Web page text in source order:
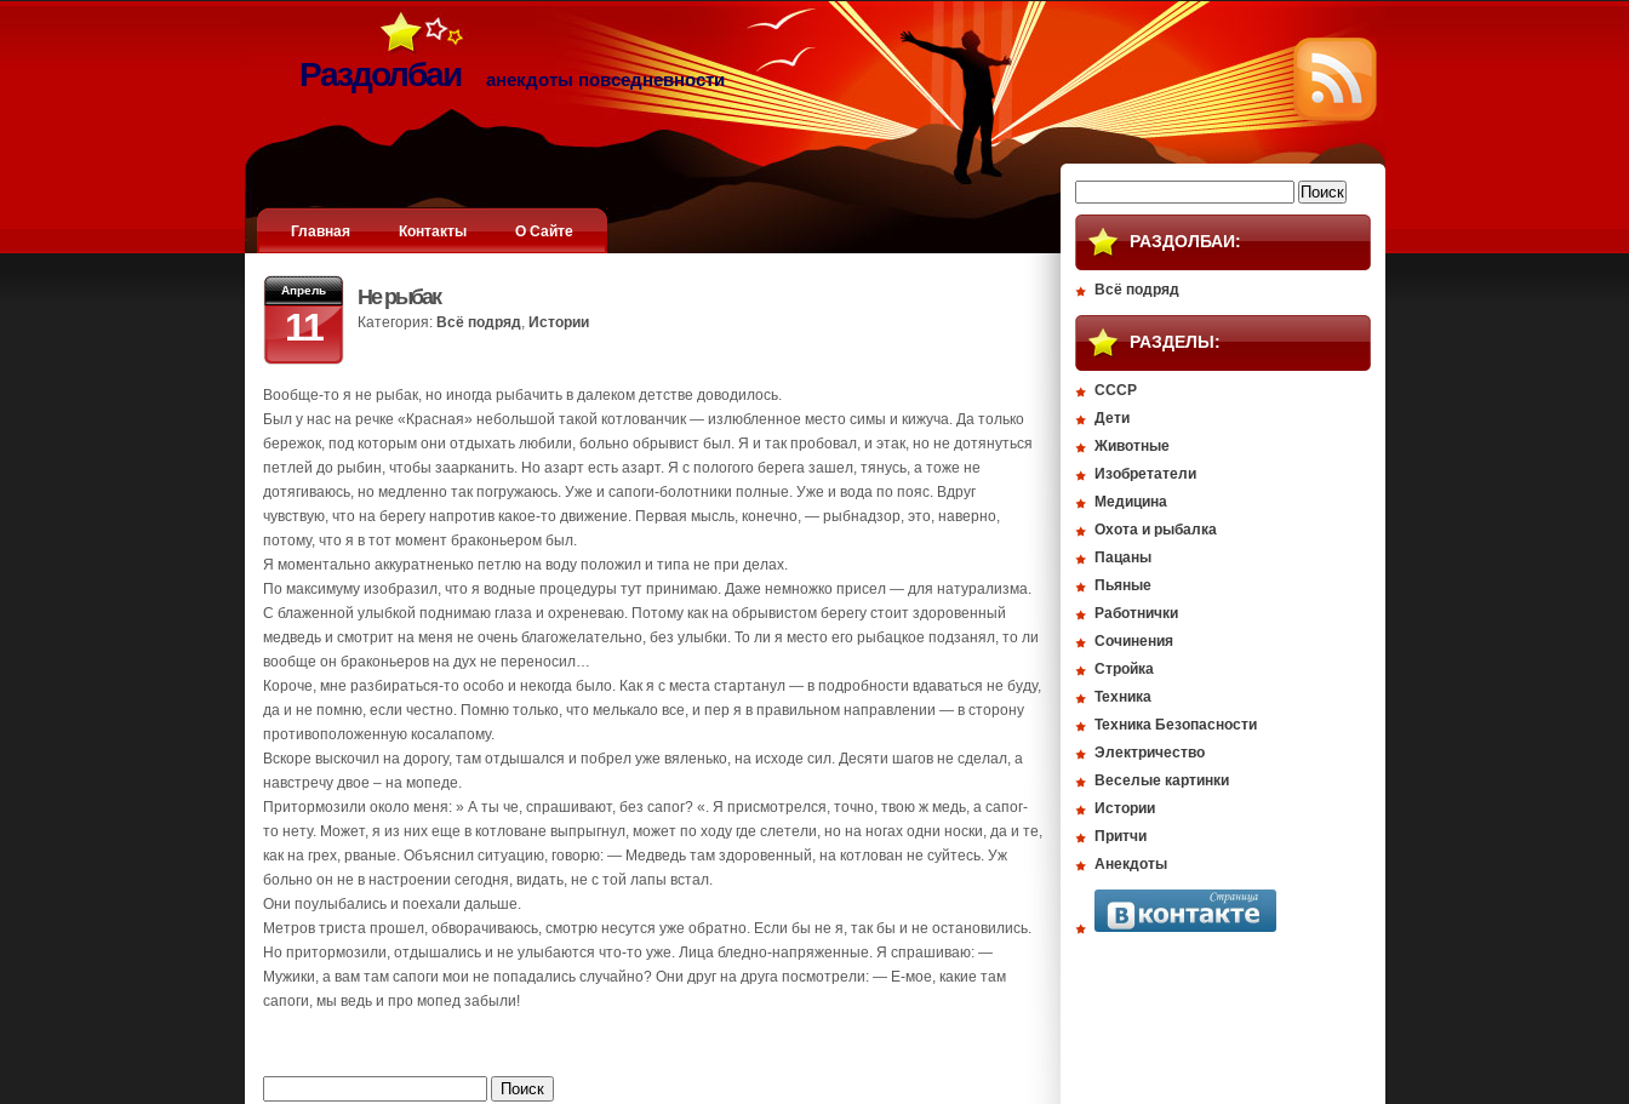
Раздолбаи анекдоты повседневности
Главная Контакты О Сайте
Апрель
11
Не рыбак
Категория: Всё подряд, Истории
Вообще-то я не рыбак, но иногда рыбачить в далеком детстве доводилось.
Был у нас на речке «Красная» небольшой такой котлованчик — излюбленное место симы и кижуча. Да только
бережок, под которым они отдыхать любили, больно обрывист был. Я и так пробовал, и этак, но не дотянуться
петлей до рыбин, чтобы заарканить. Но азарт есть азарт. Я с пологого берега зашел, тянусь, а тоже не
дотягиваюсь, но медленно так погружаюсь. Уже и сапоги-болотники полные. Уже и вода по пояс. Вдруг
чувствую, что на берегу напротив какое-то движение. Первая мысль, конечно, — рыбнадзор, это, наверно,
потому, что я в тот момент браконьером был.
Я моментально аккуратненько петлю на воду положил и типа не при делах.
По максимуму изобразил, что я водные процедуры тут принимаю. Даже немножко присел — для натурализма.
С блаженной улыбкой поднимаю глаза и охреневаю. Потому как на обрывистом берегу стоит здоровенный
медведь и смотрит на меня не очень благожелательно, без улыбки. То ли я место его рыбацкое подзанял, то ли
вообще он браконьеров на дух не переносил…
Короче, мне разбираться-то особо и некогда было. Как я с места стартанул — в подробности вдаваться не буду,
да и не помню, если честно. Помню только, что мелькало все, и пер я в правильном направлении — в сторону
противоположенную косалапому.
Вскоре выскочил на дорогу, там отдышался и побрел уже вяленько, на исходе сил. Десяти шагов не сделал, а
навстречу двое – на мопеде.
Притормозили около меня: » А ты че, спрашивают, без сапог? «. Я присмотрелся, точно, твою ж медь, а сапог-
то нету. Может, я из них еще в котловане выпрыгнул, может по ходу где слетели, но на ногах одни носки, да и те,
как на грех, рваные. Объяснил ситуацию, говорю: — Медведь там здоровенный, на котлован не суйтесь. Уж
больно он не в настроении сегодня, видать, не с той лапы встал.
Они поулыбались и поехали дальше.
Метров триста прошел, обворачиваюсь, смотрю несутся уже обратно. Если бы не я, так бы и не остановились.
Но притормозили, отдышались и не улыбаются что-то уже. Лица бледно-напряженные. Я спрашиваю: —
Мужики, а вам там сапоги мои не попадались случайно? Они друг на друга посмотрели: — Е-мое, какие там
сапоги, мы ведь и про мопед забыли!
РАЗДОЛБАИ:
Всё подряд
РАЗДЕЛЫ:
СССР
Дети
Животные
Изобретатели
Медицина
Охота и рыбалка
Пацаны
Пьяные
Работнички
Сочинения
Стройка
Техника
Техника Безопасности
Электричество
Веселые картинки
Истории
Притчи
Анекдоты